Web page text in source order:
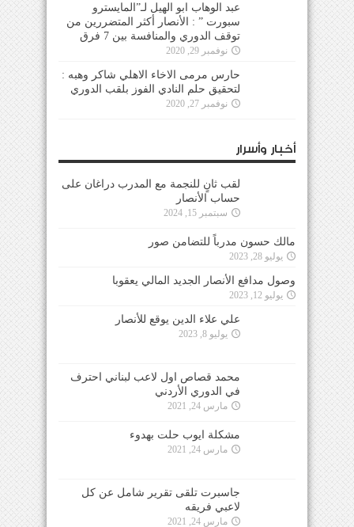
عبد الوهاب ابو الهيل لـ”المايسترو
سبورت ” : الأنصار أكثر المتضررين من
توقف الدوري والمنافسة بين 7 فرق
نوفمبر 29, 2020
حارس مرمى الاخاء الاهلي شاكر وهبه :
لتحقيق حلم النادي الفوز بلقب الدوري
نوفمبر 27, 2020
أخبار وأسرار
لقب ثانٍ للنجمة مع المدرب دراغان على
حساب الأنصار
سبتمبر 15, 2024
مالك حسون مدرباً للتضامن صور
يوليو 28, 2023
وصول مدافع الأنصار الجديد المالي يعقوبا
يوليو 12, 2023
علي علاء الدين يوقع للأنصار
يوليو 8, 2023
محمد قصاص اول لاعب لبناني احترف
في الدوري الأردني
مارس 24, 2021
مشكلة ايوب حلت بهدوء
مارس 24, 2021
جاسبرت تلقى تقرير شامل عن كل
لاعبي فريقه
مارس 24, 2021